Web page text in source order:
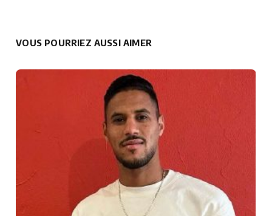
VOUS POURRIEZ AUSSI AIMER